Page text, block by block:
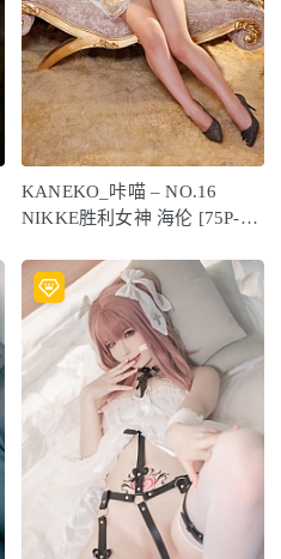
KANEKO_咔喵 – NO.16
NIKKE胜利女神 海伦 [75P-